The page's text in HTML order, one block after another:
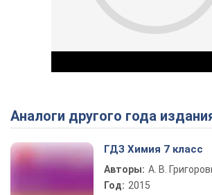
Play
Аналоги другого года
ГДЗ Химия 7 класс
Авторы: А. В.
Год: 2015